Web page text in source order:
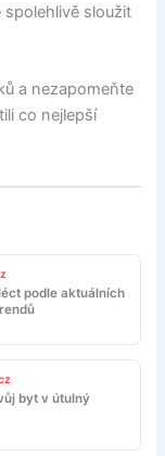
spolehlivě sloužit
a nezapomeňte
co nejlepší
podle aktuálních
byt v útulný